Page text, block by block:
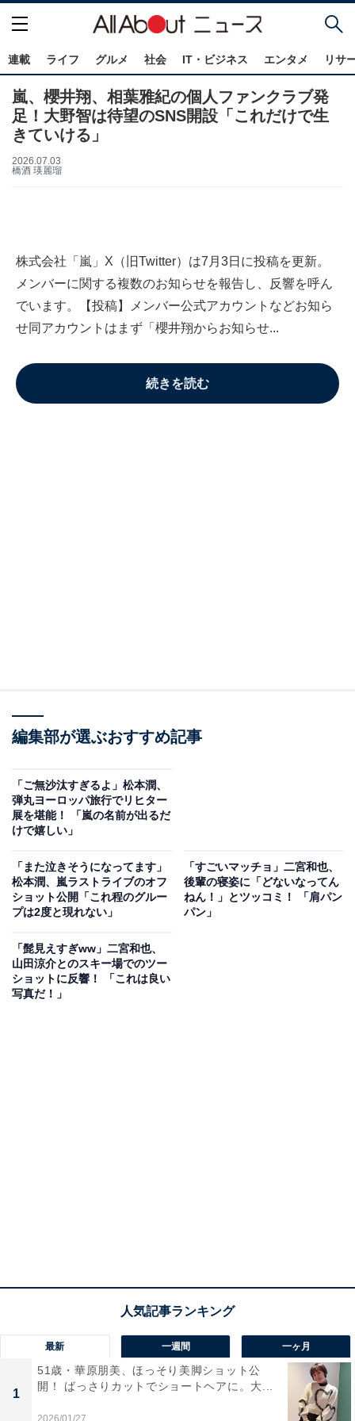
連載 ライフ グルメ 社会 IT・ビジネス エンタメ リサ
嵐、櫻井翔、相葉雅紀の個人ファンクラブ発
足！大野智は待望のSNS開設「これだけで生
きていける」
2026.07.03
橋酒 瑛麗瑠
株式会社「嵐」X（旧Twitter）は7月3日に投稿を更新。
メンバーに関する複数のお知らせを報告し、反響を呼ん
でいます。【投稿】メンバー公式アカウントなどお知ら
せ同アカウントはまず「櫻井翔からお知らせ...
続きを読む
編集部が選ぶおすすめ記事
「ご無沙汰すぎるよ」松本潤、
弾丸ヨーロッパ旅行でリヒター
展を堪能！ 「嵐の名前が出るだ
けで嬉しい」
「また泣きそうになってます」
松本潤、嵐ラストライブのオフ
ショット公開「これ程のグルー
プは2度と現れない」
「すごいマッチョ」二宮和也、
後輩の寝姿に「どないなってん
ねん！」とツッコミ！ 「肩パン
パン」
「髭見えすぎww」二宮和也、
山田涼介とのスキー場でのツー
ショットに反響！ 「これは良い
写真だ！」
最新 一週間 一ヶ月
1
51歳・華原朋美、ほっそり美脚ショット公
開！ ばっさりカットでショートヘアに。大...